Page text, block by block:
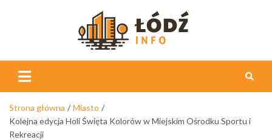
Info
Strona główna
Miasto
Kolejna edycja Holi Święta Kolorów w Miejskim Ośrodku Sportu i
Rekreacji